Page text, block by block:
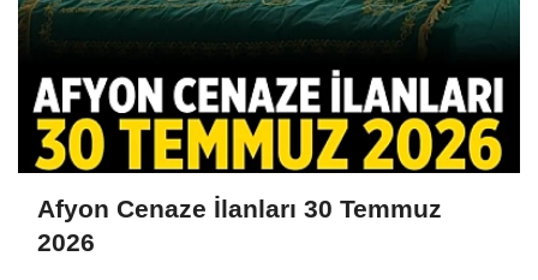
Afyon Cenaze İlanları 30 Temmuz
2026